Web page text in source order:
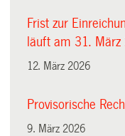
Frist zur
läuft am 31.
12. März 2026
Provisorische
9. März 2026